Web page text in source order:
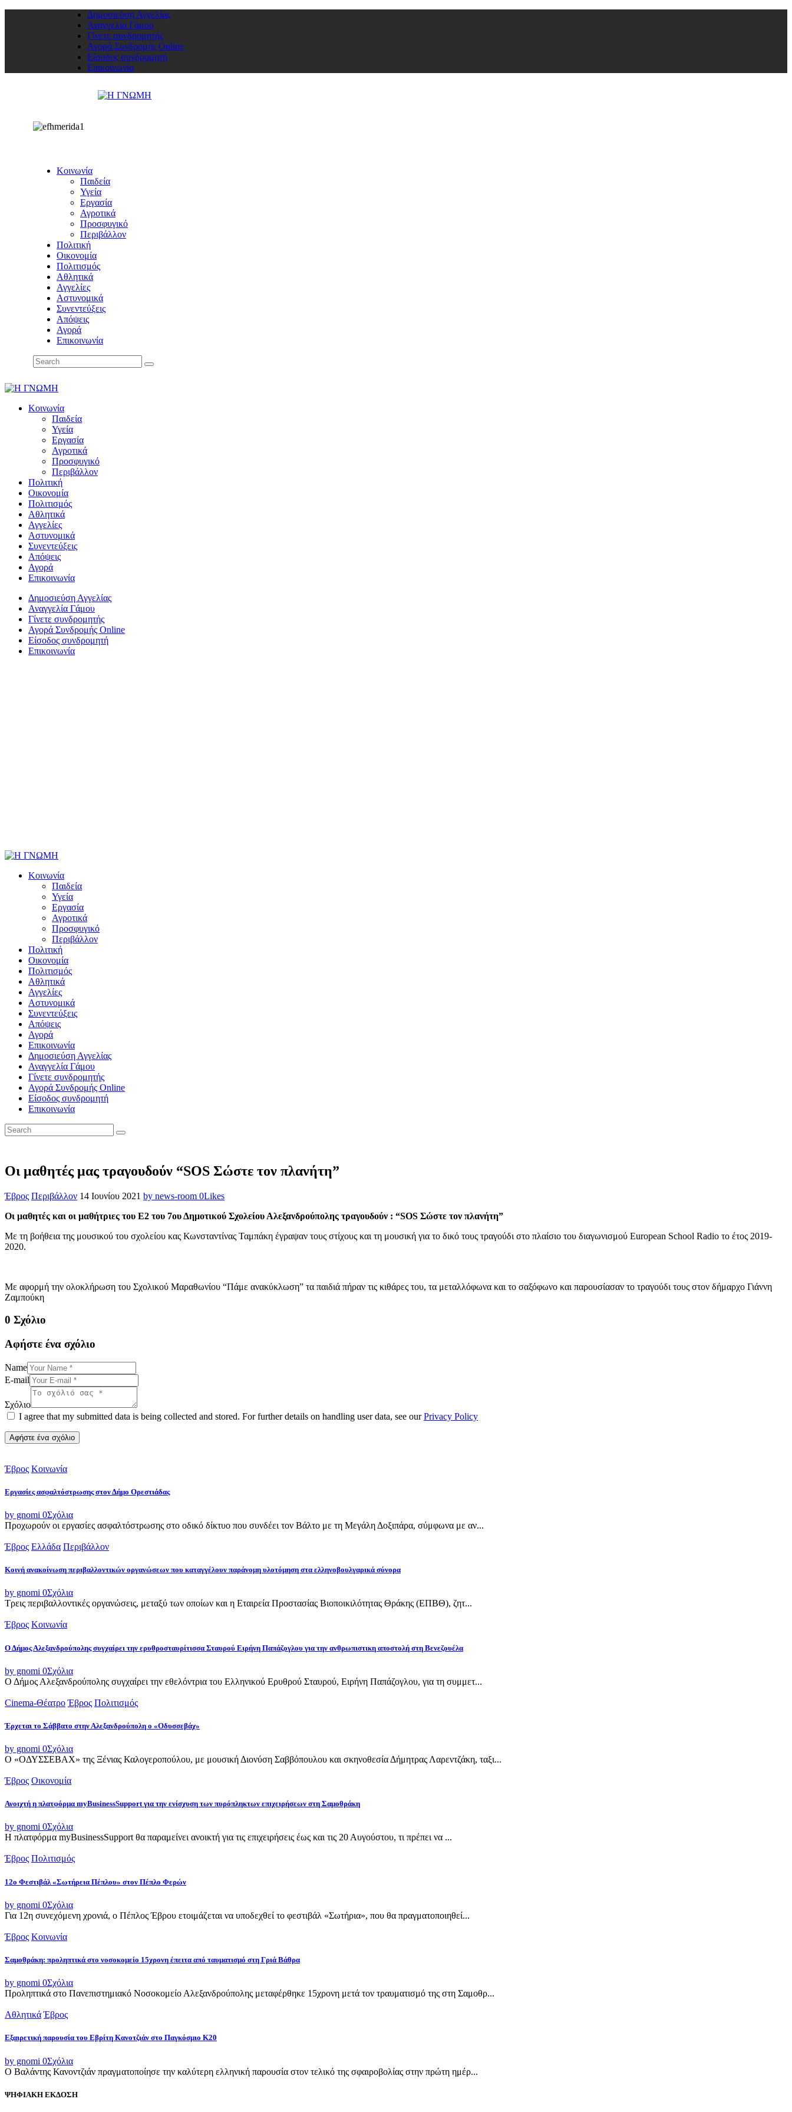
Δημοσιεύση Αγγελίας
Αναγγελία Γάμου
Γίνετε συνδρομητής
Αγορά Συνδρομής Online
Είσοδος συνδρομητή
Επικοινωνία
Κοινωνία
Παιδεία
Υγεία
Εργασία
Αγροτικά
Προσφυγικό
Περιβάλλον
Πολιτική
Οικονομία
Πολιτισμός
Αθλητικά
Αγγελίες
Αστυνομικά
Συνεντεύξεις
Απόψεις
Αγορά
Επικοινωνία
Κοινωνία
Παιδεία
Υγεία
Εργασία
Αγροτικά
Προσφυγικό
Περιβάλλον
Πολιτική
Οικονομία
Πολιτισμός
Αθλητικά
Αγγελίες
Αστυνομικά
Συνεντεύξεις
Απόψεις
Αγορά
Επικοινωνία
Δημοσιεύση Αγγελίας
Αναγγελία Γάμου
Γίνετε συνδρομητής
Αγορά Συνδρομής Online
Είσοδος συνδρομητή
Επικοινωνία
Κοινωνία
Παιδεία
Υγεία
Εργασία
Αγροτικά
Προσφυγικό
Περιβάλλον
Πολιτική
Οικονομία
Πολιτισμός
Αθλητικά
Αγγελίες
Αστυνομικά
Συνεντεύξεις
Απόψεις
Αγορά
Επικοινωνία
Δημοσιεύση Αγγελίας
Αναγγελία Γάμου
Γίνετε συνδρομητής
Αγορά Συνδρομής Online
Είσοδος συνδρομητή
Επικοινωνία
Οι μαθητές μας τραγουδούν “SOS Σώστε τον πλανήτη”
Έβρος Περιβάλλον 14 Ιουνίου 2021 by news-room 0Likes
Οι μαθητές και οι μαθήτριες του Ε2 του 7ου Δημοτικού Σχολείου Αλεξανδρούπολης τραγουδούν : “SOS Σώστε τον πλανήτη”
Με τη βοήθεια της μουσικού του σχολείου κας Κωνσταντίνας Ταμπάκη έγραψαν τους στίχους και τη μουσική για το δικό τους τραγούδι στο πλαίσιο του διαγωνισμού European School Radio το έτος 2019-
2020.
Με αφορμή την ολοκλήρωση του Σχολικού Μαραθωνίου “Πάμε ανακύκλωση” τα παιδιά πήραν τις κιθάρες του, τα μεταλλόφωνα και το σαξόφωνο και παρουσίασαν το τραγούδι τους στον δήμαρχο Γιάννη
Ζαμπούκη
0 Σχόλιο
Αφήστε ένα σχόλιο
Name
E-mail
Σχόλιο
I agree that my submitted data is being collected and stored. For further details on handling user data, see ourPrivacy Policy
Έβρος Κοινωνία
Εργασίες ασφαλτόστρωσης στον Δήμο Ορεστιάδας
by gnomi 0Σχόλια
Προχωρούν οι εργασίες ασφαλτόστρωσης στο οδικό δίκτυο που συνδέει τον Βάλτο με τη Μεγάλη Δοξιπάρα, σύμφωνα με αν...
Έβρος Ελλάδα Περιβάλλον
Κοινή ανακοίνωση περιβαλλοντικών οργανώσεων που καταγγέλουν παράνομη υλοτόμηση στα ελληνοβουλγαρικά σύνορα
by gnomi 0Σχόλια
Τρεις περιβαλλοντικές οργανώσεις, μεταξύ των οποίων και η Εταιρεία Προστασίας Βιοποικιλότητας Θράκης (ΕΠΒΘ), ζητ...
Έβρος Κοινωνία
Ο Δήμος Αλεξανδρούπολης συγχαίρει την ερυθροσταυρίτισσα Σταυρού Ειρήνη Παπάζογλου για την ανθρωπιστικη αποστολή στη Βενεζουέλα
by gnomi 0Σχόλια
Ο Δήμος Αλεξανδρούπολης συγχαίρει την εθελόντρια του Ελληνικού Ερυθρού Σταυρού, Ειρήνη Παπάζογλου, για τη συμμετ...
Cinema-Θέατρο Έβρος Πολιτισμός
Έρχεται το Σάββατο στην Αλεξανδρούπολη ο «Οδυσσεβάχ»
by gnomi 0Σχόλια
Ο «ΟΔΥΣΣΕΒΑΧ» της Ξένιας Καλογεροπούλου, με μουσική Διονύση Σαββόπουλου και σκηνοθεσία Δήμητρας Λαρεντζάκη, ταξι...
Έβρος Οικονομία
Ανοιχτή η πλατφόρμα myBusinessSupport για την ενίσχυση των πυρόπληκτων επιχειρήσεων στη Σαμοθράκη
by gnomi 0Σχόλια
Η πλατφόρμα myBusinessSupport θα παραμείνει ανοικτή για τις επιχειρήσεις έως και τις 20 Αυγούστου, τι πρέπει να ...
Έβρος Πολιτισμός
12ο Φεστιβάλ «Σωτήρεια Πέπλου» στον Πέπλο Φερών
by gnomi 0Σχόλια
Για 12η συνεχόμενη χρονιά, ο Πέπλος Έβρου ετοιμάζεται να υποδεχθεί το φεστιβάλ «Σωτήρια», που θα πραγματοποιηθεί...
Έβρος Κοινωνία
Σαμοθράκη: προληπτικά στο νοσοκομείο 15χρονη έπειτα από ταυματισμό στη Γριά Βάθρα
by gnomi 0Σχόλια
Προληπτικά στο Πανεπιστημιακό Νοσοκομείο Αλεξανδρούπολης μεταφέρθηκε 15χρονη μετά τον τραυματισμό της στη Σαμοθρ...
Αθλητικά Έβρος
Εξαιρετική παρουσία του Εβρίτη Κανοτζιάν στο Παγκόσμιο Κ20
by gnomi 0Σχόλια
Ο Βαλάντης Κανοντζιάν πραγματοποίησε την καλύτερη ελληνική παρουσία στον τελικό της σφαιροβολίας στην πρώτη ημέρ...
ΨΗΦΙΑΚΗ ΕΚΔΟΣΗ